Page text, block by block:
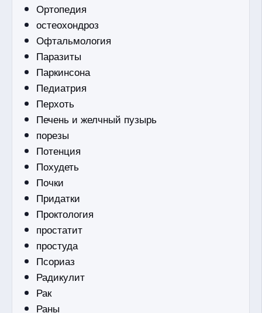
Ортопедия
остеохондроз
Офтальмология
Паразиты
Паркинсона
Педиатрия
Перхоть
Печень и желчный пузырь
порезы
Потенция
Похудеть
Почки
Придатки
Проктология
простатит
простуда
Псориаз
Радикулит
Рак
Раны